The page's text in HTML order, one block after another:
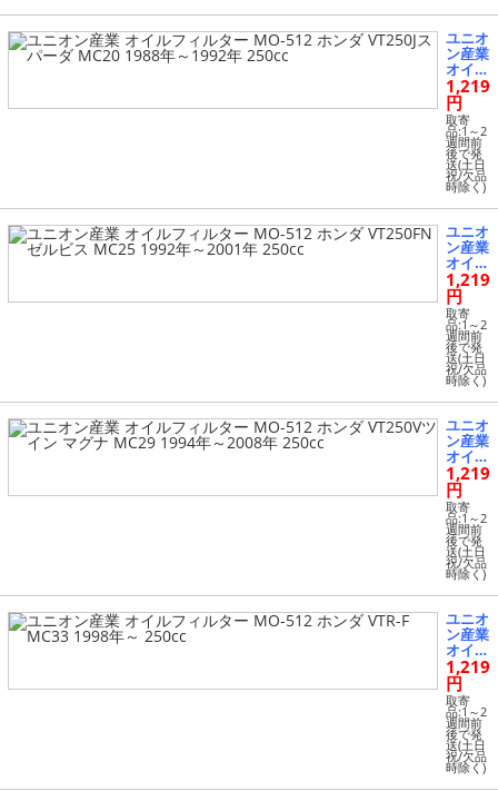
1982
年～19
88年 2
50cc
ユニオ
ン産業
オイル
フィル
ター
MO-51
2 ホン
ダ VT2
50Jス
パーダ
MC20
1988
年～19
92年 2
50cc
1,219
円
取寄
品:1～2
週間前
後で発
送(土日
祝/欠品
時除く)
ユニオ
ン産業
オイル
フィル
ター
MO-51
2 ホン
ダ VT2
50FN
ゼルビ
ス MC
25 199
2年～2
001年
250cc
1,219
円
取寄
品:1～2
週間前
後で発
送(土日
祝/欠品
時除く)
ユニオ
ン産業
オイル
フィル
ター
MO-51
2 ホン
ダ VT2
50Vツ
イン
マグナ
MC29
1994
年～20
08年 2
50cc
1,219
円
取寄
品:1～2
週間前
後で発
送(土日
祝/欠品
時除く)
ユニオ
ン産業
オイル
フィル
ター
MO-51
2 ホン
ダ VT
R-F M
C33 19
98年～
250cc
1,219
円
取寄
品:1～2
週間前
後で発
送(土日
祝/欠品
時除く)